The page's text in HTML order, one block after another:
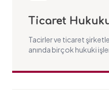
Ticaret
Tacirler ve ticaret
anında birçok hukuki